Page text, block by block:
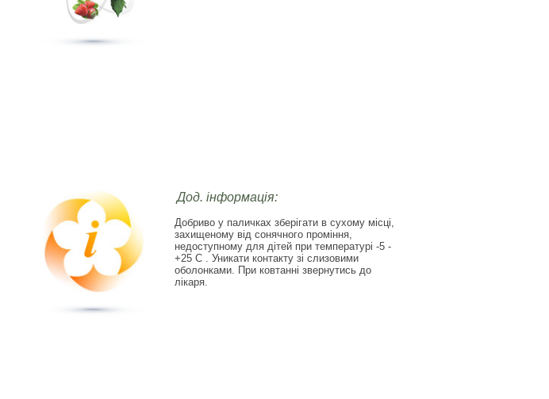
Дод. інформація:
Добриво у паличках зберігати в сухому місці,
захищеному від сонячного проміння,
недоступному для дітей при температурі -5 -
+25 С . Уникати контакту зі слизовими
оболонками. При ковтанні звернутись до
лікаря.